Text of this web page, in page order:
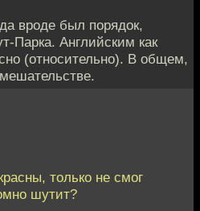
вроде был порядок,
Парка. Английским как
(относительно). В общем,
только не смог
шутит?